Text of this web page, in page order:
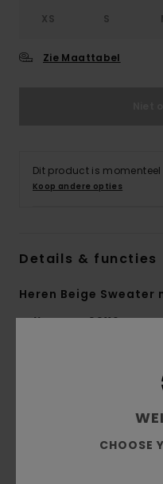
XS S
Zie Maattabel
Dit product is
Koop andere opties
Details & functies
Heren Beige Sweater
StijlELYSW00116
gerecycled katoen
CHOOSE